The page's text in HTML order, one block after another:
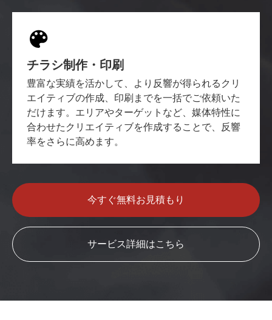
チラシ制作・印刷
豊富な実績を活かして、より反響が得られるクリ
エイティブの作成、印刷までを一括でご依頼いた
だけます。エリアやターゲットなど、媒体特性に
合わせたクリエイティブを作成することで、反響
率をさらに高めます。
今すぐ無料お見積もり
サービス詳細はこちら